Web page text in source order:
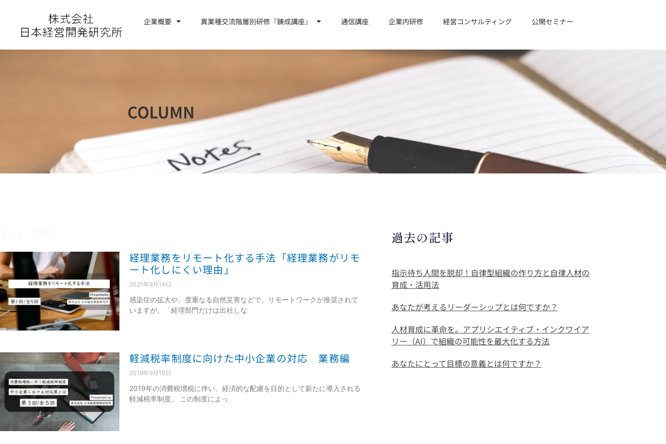
キ
企業概要 異業種交流階層別研修『錬成講座』 通信講座 企業内研修 経営コンサルティング 公開セミナー
お問い合わせ
COLUMN
経理業務をリモート化する手法「経理業務がリモ
ート化しにくい理由」
2021年9月14日
感染症の拡大や、度重なる自然災害などで、リモートワークが推奨されて
いますが、「経理部門だけは出社しな
軽減税率制度に向けた中小企業の対応 業務編
2019年9月10日
2019年の消費税増税に伴い、経済的な配慮を目的として新たに導入される
軽減税率制度。 この制度によっ
過去の記事
指示待ち人間を脱却！自律型組織の作り方と自律人材の
育成・活用法
あなたが考えるリーダーシップとは何ですか？
人材育成に革命を。アプリシエイティブ・インクワイア
リー（AI）で組織の可能性を最大化する方法
あなたにとって目標の意義とは何ですか？